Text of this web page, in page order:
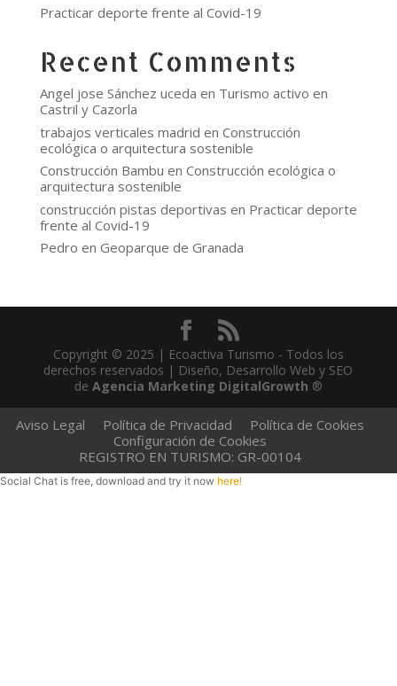
Practicar deporte frente al Covid-19
Recent Comments
Angel jose Sánchez uceda en Turismo activo en
Castril y Cazorla
trabajos verticales madrid en Construcción
ecológica o arquitectura sostenible
Construcción Bambu en Construcción ecológica o
arquitectura sostenible
construcción pistas deportivas en Practicar deporte
frente al Covid-19
Pedro en Geoparque de Granada
Copyright © 2025 | Ecoactiva Turismo - Todos los
derechos reservados | Diseño, Desarrollo Web y SEO
de Agencia Marketing DigitalGrowth ®
Aviso Legal Política de Privacidad
Política de Cookies
Configuración de Cookies
REGISTRO EN TURISMO: GR-00104
Social Chat is free, download and try it now here!